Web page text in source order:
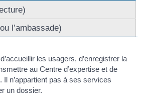
l’ambassade)
les usagers, d’enregistrer la
au Centre d’expertise et de
n’appartient pas à ses services
un dossier.